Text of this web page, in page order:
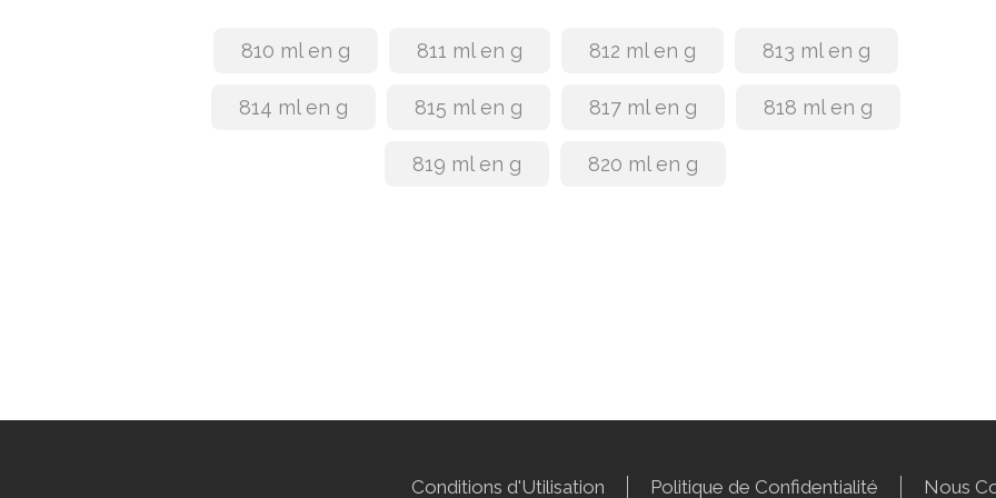
810 ml en g 811 ml en g 812 ml en g 813 ml en g
814 ml en g 815 ml en g 817 ml en g 818 ml en g
819 ml en g 820 ml en g
Conditions d'Utilisation Politique de Confidentialité Nous